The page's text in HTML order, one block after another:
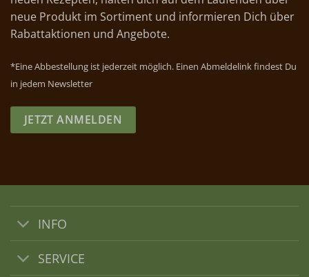
neue Produkt im Sortiment und informieren Dich über
Rabattaktionen und Angebote.
*Eine Abbestellung ist jederzeit möglich. Einen Abmeldelink findest Du
in jedem Newsletter
JETZT ANMELDEN
INFO
SERVICE